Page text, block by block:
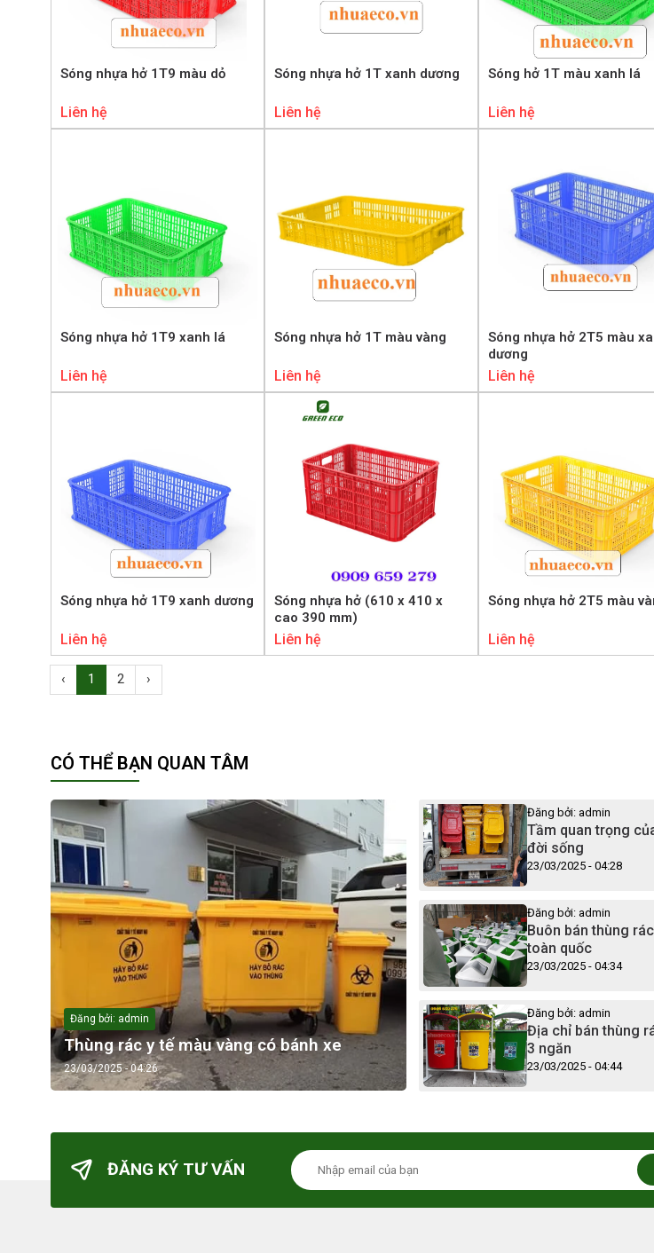
Sóng nhựa hở 1T9 màu dỏ
Liên hệ
Sóng nhựa hở 1T xanh dương
Liên hệ
Sóng hở 1T màu xanh lá
Liên hệ
Sóng nhựa hở 1T9 xanh lá
Liên hệ
Sóng nhựa hở 1T màu vàng
Liên hệ
Sóng nhựa hở 2T5 màu
dương
Liên hệ
Sóng nhựa hở 1T9 xanh dương
Liên hệ
Sóng nhựa hở (610 x 410 x
cao 390 mm)
Liên hệ
Sóng nhựa hở 2T5 màu
Liên hệ
‹ 1 2 ›
CÓ THỂ BẠN QUAN TÂM
Đăng bởi: admin
Thùng rác y tế màu vàng có bánh xe
23/03/2025 - 04:26
Đăng bởi: admin
Tầm quan trọng
đời sống
23/03/2025 - 04:28
Đăng bởi: admin
Buôn bán thùng
toàn quốc
23/03/2025 - 04:34
Đăng bởi: admin
Địa chỉ bán thùng
3 ngăn
23/03/2025 - 04:44
ĐĂNG KÝ TƯ VẤN